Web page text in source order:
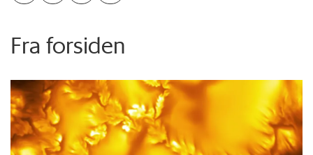
Fra forsiden